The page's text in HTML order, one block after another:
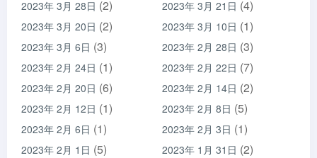
2023年 3月 28日 (2) 2023年 3月 21日 (4)
2023年 3月 20日 (2) 2023年 3月 10日 (1)
2023年 3月 6日 (3) 2023年 2月 28日 (3)
2023年 2月 24日 (1) 2023年 2月 22日 (7)
2023年 2月 20日 (6) 2023年 2月 14日 (2)
2023年 2月 12日 (1) 2023年 2月 8日 (5)
2023年 2月 6日 (1) 2023年 2月 3日 (1)
2023年 2月 1日 (5) 2023年 1月 31日 (2)